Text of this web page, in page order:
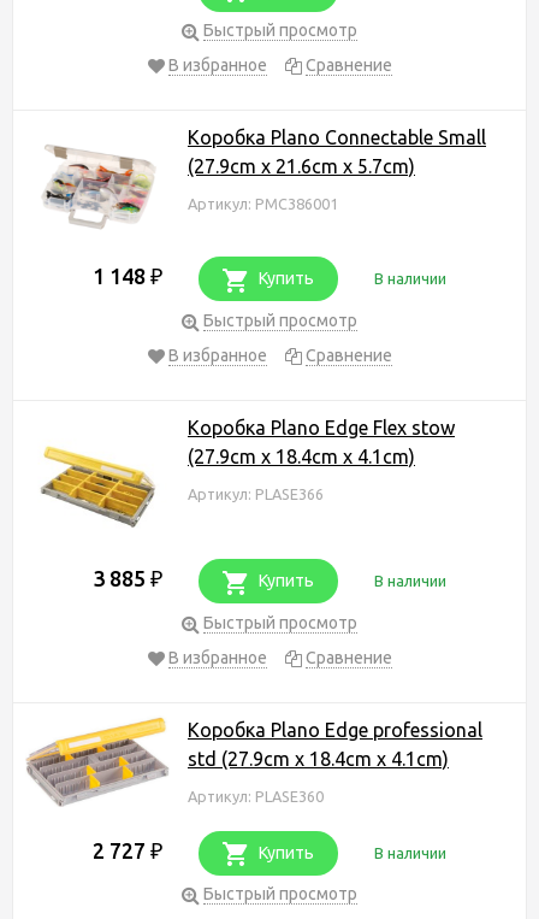
Быстрый просмотр
В избранное
Сравнение
Коробка Plano Connectable Small
(27.9cm x 21.6cm x 5.7cm)
Артикул: PMC386001
1 148 ₽ Купить В наличии
Быстрый просмотр
В избранное
Сравнение
Коробка Plano Edge Flex stow
(27.9cm x 18.4cm x 4.1cm)
Артикул: PLASE366
3 885 ₽ Купить В наличии
Быстрый просмотр
В избранное
Сравнение
Коробка Plano Edge professional
std (27.9cm x 18.4cm x 4.1cm)
Артикул: PLASE360
2 727 ₽ Купить В наличии
Быстрый просмотр